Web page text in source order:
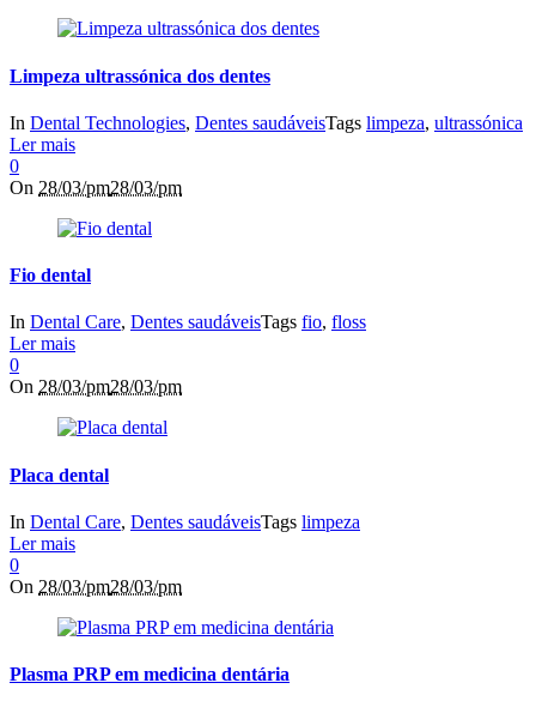
Limpeza ultrassónica dos dentes
In Dental Technologies, Dentes saudáveisTags limpeza, ultrassónica
Ler mais
0
On 28/03/pm28/03/pm
Fio dental
In Dental Care, Dentes saudáveisTags fio, floss
Ler mais
0
On 28/03/pm28/03/pm
Placa dental
In Dental Care, Dentes saudáveisTags limpeza
Ler mais
0
On 28/03/pm28/03/pm
Plasma PRP em medicina dentária